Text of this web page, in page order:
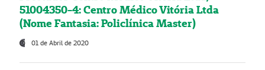
51004350-4: Centro Médico Vitória Ltda
(Nome Fantasia: Policlínica Master)
01 de Abril de 2020